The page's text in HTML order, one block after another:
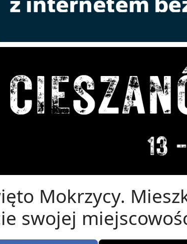
Mokrzycy.
swojej